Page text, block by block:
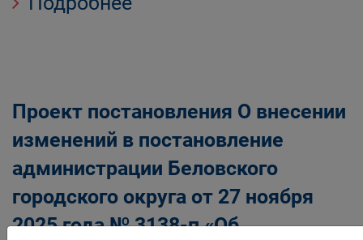
Проект постановления О внесении
изменений в постановление
администрации Беловского
городского округа от 27 ноября
2025 года № 3138-п «Об